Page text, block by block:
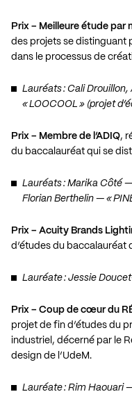
Prix – Meilleure étude par
des projets se distinguant
dans le processus de
Lauréats : Cali
« LOOCOOL » (projet
Prix – Membre de l’ADIQ,
du baccalauréat qui se
Lauréats : Marika Côté
Florian Berthelin — «
Prix – Acuity Brands
d’études du baccalauréat
Lauréate : Jessie
Prix – Coup de cœur du
projet de fin d’études du
industriel, décerné par le
design de l’UdeM.
Lauréate : Rim Haouari